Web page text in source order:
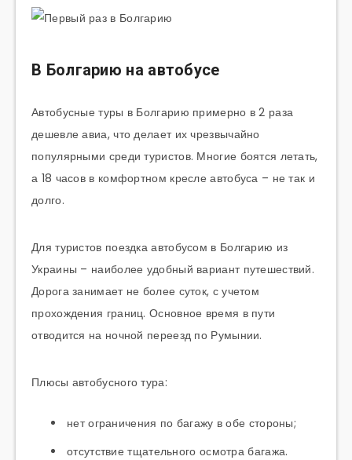
В Болгарию на автобусе
Автобусные туры в Болгарию примерно в 2 раза
дешевле авиа, что делает их чрезвычайно
популярными среди туристов. Многие боятся летать,
а 18 часов в комфортном кресле автобуса – не так и
долго.
Для туристов поездка автобусом в Болгарию из
Украины – наиболее удобный вариант путешествий.
Дорога занимает не более суток, с учетом
прохождения границ. Основное время в пути
отводится на ночной переезд по Румынии.
Плюсы автобусного тура:
нет ограничения по багажу в обе стороны;
отсутствие тщательного осмотра багажа.